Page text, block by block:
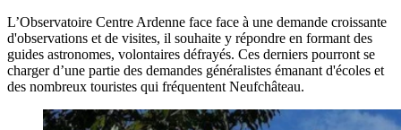
L’Observatoire Centre Ardenne face face à une demande croissante
d'observations et de visites, il souhaite y répondre en formant des
guides astronomes, volontaires défrayés. Ces derniers pourront se
charger d’une partie des demandes généralistes émanant d'écoles et
des nombreux touristes qui fréquentent Neufchâteau.